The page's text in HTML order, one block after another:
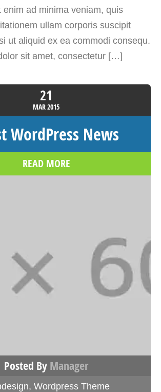
enim ad minima veniam, quis
ullam corporis suscipit
ut aliquid ex ea commodi consequ.
sit amet, consectetur […]
21
MAR2015
WordPress News
READ MORE
Posted By Manager
, Wordpress Theme